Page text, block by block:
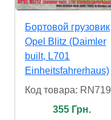
Бортовой грузовик
Opel Blitz (Daimler
built, L701
Einheitsfahrerhaus)
Код товара: RN719
355 Грн.